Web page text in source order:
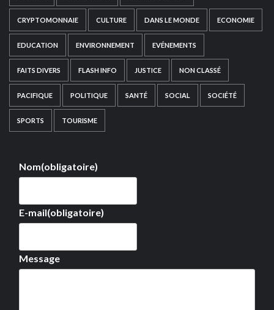
CRYPTOMONNAIE CULTURE DANS LE MONDE ECONOMIE
EDUCATION ENVIRONNEMENT EVÉNEMENTS
FAITS DIVERS FLASH INFO JUSTICE NON CLASSÉ
PACIFIQUE POLITIQUE SANTÉ SOCIAL SOCIÉTÉ
SPORTS TOURISME
Nom(obligatoire)
E-mail(obligatoire)
Message